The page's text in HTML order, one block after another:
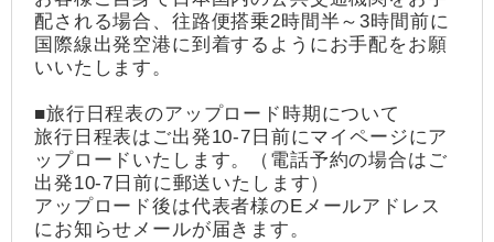
配される場合、往路便搭乗2時間半～3時間前に
国際線出発空港に到着するようにお手配をお願
いいたします。
■旅行日程表のアップロード時期について
旅行日程表はご出発10-7日前にマイページにア
ップロードいたします。（電話予約の場合はご
出発10-7日前に郵送いたします）
アップロード後は代表者様のEメールアドレス
にお知らせメールが届きます。